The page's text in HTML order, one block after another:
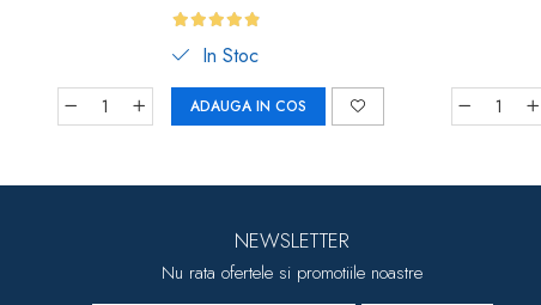
In Stoc
ADAUGA IN COS
NEWSLETTER
Nu rata ofertele si promotiile noastre